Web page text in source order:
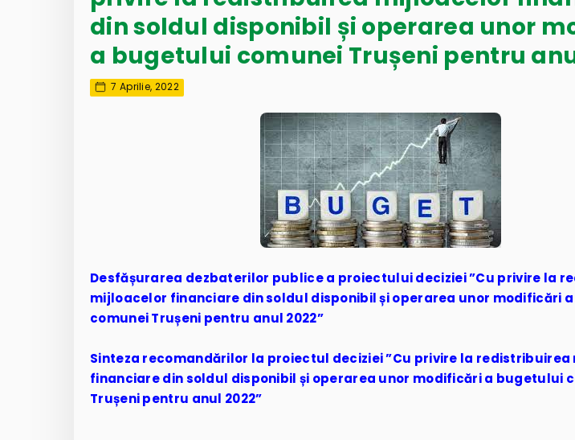
din soldul disponibil și operarea unor
a bugetului comunei Trușeni pentru
7 Aprilie, 2022
Desfășurarea dezbaterilor publice a proiectului deciziei ”Cu privire la
mijloacelor financiare din soldul disponibil și operarea unor modificări
comunei Trușeni pentru anul 2022”
Sinteza recomandărilor la proiectul deciziei ”Cu privire la
financiare din soldul disponibil și operarea unor modificări a bugetului
Trușeni pentru anul 2022”